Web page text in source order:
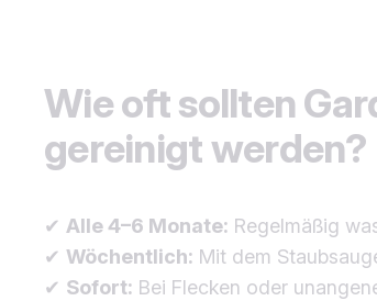
Wie oft sollten
gereinigt werden?
✔ Alle 4–6 Monate: Regelmäßig
✔ Wöchentlich: Mit dem
✔ Sofort: Bei Flecken oder